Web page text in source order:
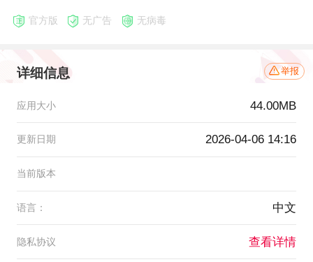
官方版 无广告 无病毒
详细信息 举报
应用大小 44.00MB
更新日期 2026-04-06 14:16
当前版本
语言： 中文
隐私协议 查看详情